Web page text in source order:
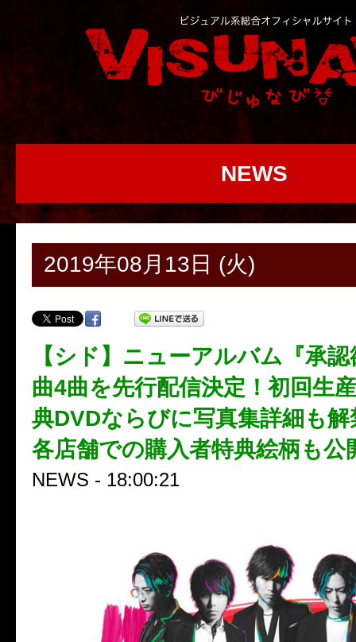
NEWS
2019年08月13日 (火)
【シド】ニューアルバム『承
曲4曲を先行配信決定！初回生
典DVDならびに写真集詳細も
各店舗での購入者特典絵柄も公
NEWS - 18:00:21